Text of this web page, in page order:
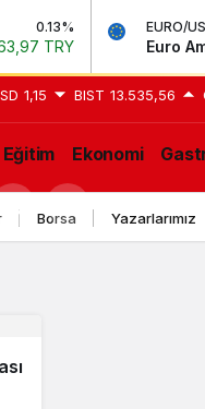
0.13%
TRY
EURO/USD
Euro
1,15 BIST 13.535,56
Eğitim Ekonomi
Borsa Yazarlarımız